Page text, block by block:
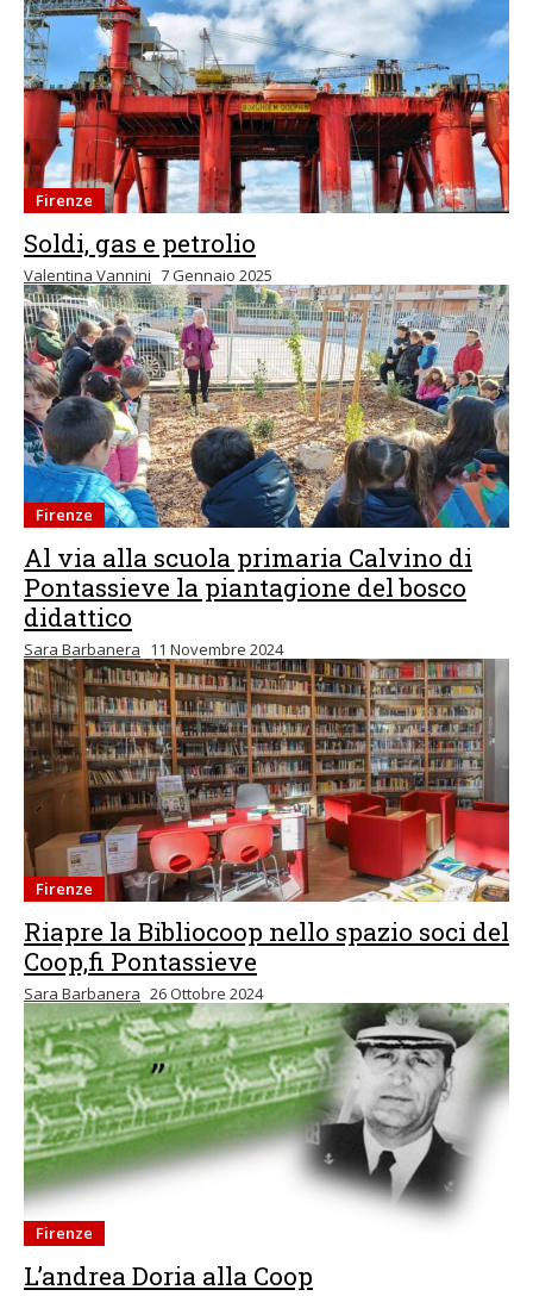
Firenze
Soldi, gas e petrolio
Valentina Vannini 7 Gennaio 2025
Firenze
Al via alla scuola primaria Calvino di
Pontassieve la piantagione del bosco
didattico
Sara Barbanera 11 Novembre 2024
Firenze
Riapre la Bibliocoop nello spazio soci del
Coop,fi Pontassieve
Sara Barbanera 26 Ottobre 2024
Firenze
L’andrea Doria alla Coop